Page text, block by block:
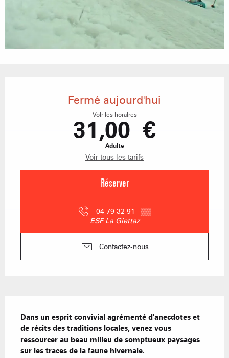
Fermé aujourd'hui
Voir les horaires
31,00 €
Adulte
Voir tous les tarifs
Réserver
04 79 32 91 ▒▒
ESF La Giettaz
Contactez-nous
Dans un esprit convivial agrémenté d'anecdotes et
de récits des traditions locales, venez vous
ressourcer au beau milieu de somptueux paysages
sur les traces de la faune hivernale.